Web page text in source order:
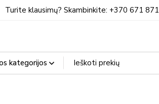
Turite klausimų? Skambinkite: +370 671